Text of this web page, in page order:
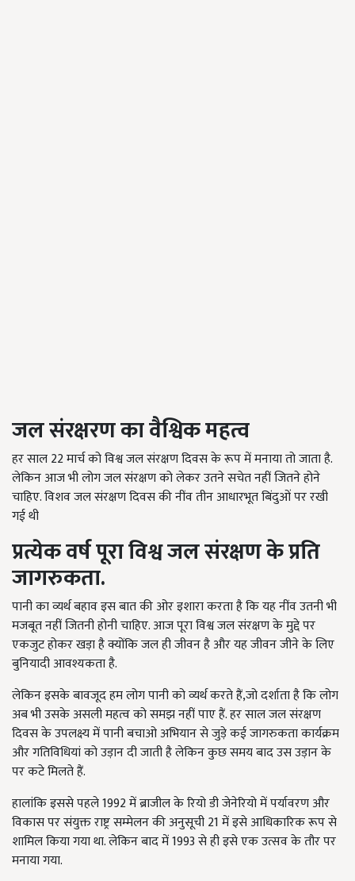
जल संरक्षरण का वैश्विक महत्व
हर साल 22 मार्च को विश्व जल संरक्षण दिवस के रूप में मनाया तो जाता है.
लेकिन आज भी लोग जल संरक्षण को लेकर उतने सचेत नहीं जितने होने
चाहिए. विशव जल संरक्षण दिवस की नींव तीन आधारभूत बिंदुओं पर रखी
गई थी
प्रत्येक वर्ष पूरा विश्व जल संरक्षण के प्रति
जागरुकता.
पानी का व्यर्थ बहाव इस बात की ओर इशारा करता है कि यह नींव उतनी भी
मजबूत नहीं जितनी होनी चाहिए. आज पूरा विश्व जल संरक्षण के मुद्दे पर
एकजुट होकर खड़ा है क्योंकि जल ही जीवन है और यह जीवन जीने के लिए
बुनियादी आवश्यकता है.
लेकिन इसके बावजूद हम लोग पानी को व्यर्थ करते हैं,जो दर्शाता है कि लोग
अब भी उसके असली महत्व को समझ नहीं पाए हैं. हर साल जल संरक्षण
दिवस के उपलक्ष्य में पानी बचाओ अभि‍यान से जुड़े कई जागरुकता कार्यक्रम
और गतिविधि‍यां को उड़ान दी जाती है लेकिन कुछ समय बाद उस उड़ान के
पर कटे मिलते हैं.
हालांकि इससे पहले 1992 में ब्राजील के रियो डी जेनेरियो में पर्यावरण और
विकास पर संयुक्त राष्ट्र सम्मेलन की अनुसूची 21 में इसे आधिकारिक रूप से
शामिल किया गया था. लेकिन बाद में 1993 से ही इसे एक उत्सव के तौर पर
मनाया गया.